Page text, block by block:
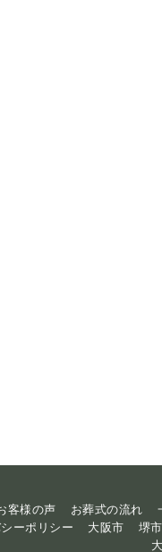
客様の声 お葬式の流れ
ーポリシー 大阪市 堺市